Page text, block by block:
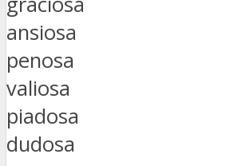
ansiosa
penosa
valiosa
piadosa
dudosa